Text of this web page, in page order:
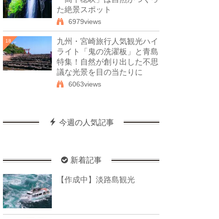
た絶景スポット
6979views
18
九州・宮崎旅行人気観光ハイ
ライト「鬼の洗濯板」と青島
特集！自然が創り出した不思
議な光景を目の当たりに
6063views
今週の人気記事
新着記事
【作成中】淡路島観光